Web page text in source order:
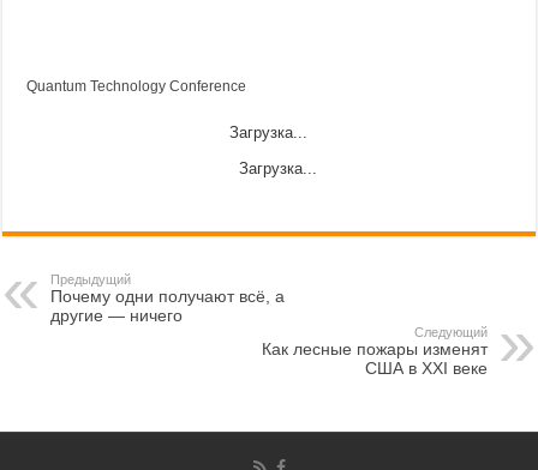
Quantum Technology Conference
Загрузка...
Загрузка...
Предыдущий
Почему одни получают всё, а
другие — ничего
Следующий
Как лесные пожары изменят
США в XXI веке